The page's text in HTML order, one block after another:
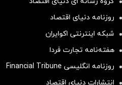
روزنامه دنیای اقتصاد
شبکه اینترنتی اکوایران
هفته‌نامه تجارت فردا
روزنامه انگلیسی Financial Tribune
انتشارات دنیای اقتصاد